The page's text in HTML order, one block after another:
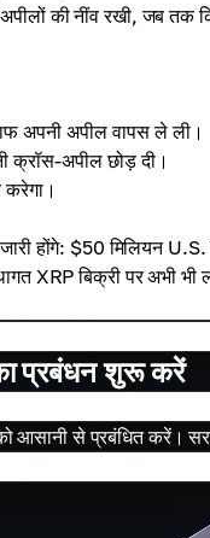
की नींव रखी, जब तक
अपनी अपील वापस ले ली।
क्रॉस-अपील छोड़ दी।
होंगे: $50 मिलियन
XRP बिक्री पर अभी भी
प्रबंधन शुरू करें
आसानी से प्रबंधित करें।